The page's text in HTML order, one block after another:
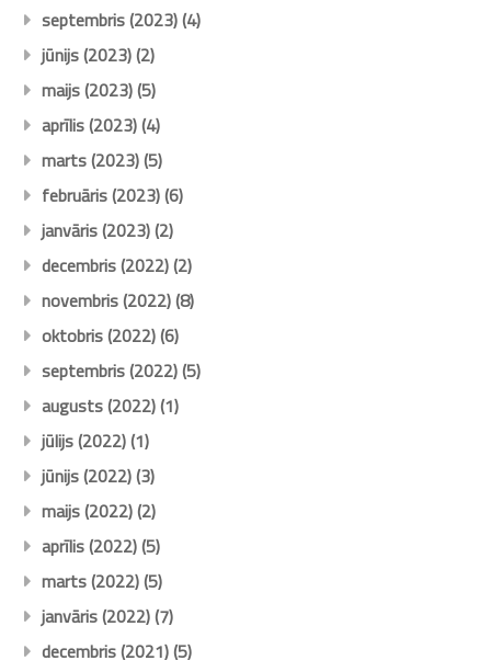
septembris (2023)(4)
jūnijs (2023)(2)
maijs (2023)(5)
aprīlis (2023)(4)
marts (2023)(5)
februāris (2023)(6)
janvāris (2023)(2)
decembris (2022)(2)
novembris (2022)(8)
oktobris (2022)(6)
septembris (2022)(5)
augusts (2022)(1)
jūlijs (2022)(1)
jūnijs (2022)(3)
maijs (2022)(2)
aprīlis (2022)(5)
marts (2022)(5)
janvāris (2022)(7)
decembris (2021)(5)